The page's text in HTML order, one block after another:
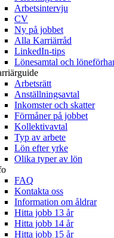
Arbetsintervju
CV
Ny på jobbet
Alla Karriärråd
LinkedIn-tips
Lönesamtal och
Arbetsrätt
Anställningsavtal
Inkomster och skatter
Förmåner på jobbet
Kollektivavtal
Typ av arbete
Lön efter yrke
Olika typer av lön
FAQ
Kontakta oss
Information om åldrar
Hitta jobb 13 år
Hitta jobb 14 år
Hitta jobb 15 år